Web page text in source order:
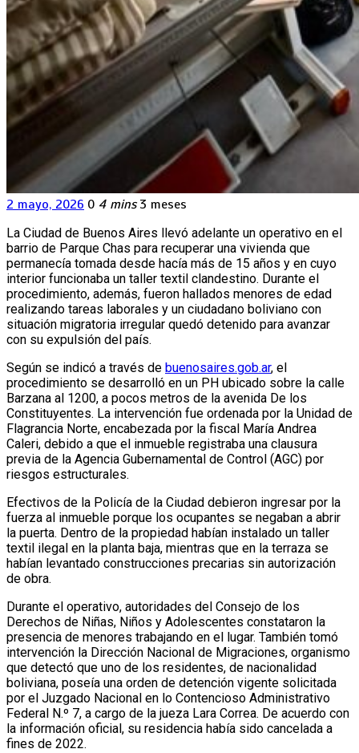
2 mayo, 2026 0 4 mins 3 meses
La Ciudad de Buenos Aires llevó adelante un operativo en el
barrio de Parque Chas para recuperar una vivienda que
permanecía tomada desde hacía más de 15 años y en cuyo
interior funcionaba un taller textil clandestino. Durante el
procedimiento, además, fueron hallados menores de edad
realizando tareas laborales y un ciudadano boliviano con
situación migratoria irregular quedó detenido para avanzar
con su expulsión del país.
Según se indicó a través de buenosaires.gob.ar, el
procedimiento se desarrolló en un PH ubicado sobre la calle
Barzana al 1200, a pocos metros de la avenida De los
Constituyentes. La intervención fue ordenada por la Unidad de
Flagrancia Norte, encabezada por la fiscal María Andrea
Caleri, debido a que el inmueble registraba una clausura
previa de la Agencia Gubernamental de Control (AGC) por
riesgos estructurales.
Efectivos de la Policía de la Ciudad debieron ingresar por la
fuerza al inmueble porque los ocupantes se negaban a abrir
la puerta. Dentro de la propiedad habían instalado un taller
textil ilegal en la planta baja, mientras que en la terraza se
habían levantado construcciones precarias sin autorización
de obra.
Durante el operativo, autoridades del Consejo de los
Derechos de Niñas, Niños y Adolescentes constataron la
presencia de menores trabajando en el lugar. También tomó
intervención la Dirección Nacional de Migraciones, organismo
que detectó que uno de los residentes, de nacionalidad
boliviana, poseía una orden de detención vigente solicitada
por el Juzgado Nacional en lo Contencioso Administrativo
Federal N.º 7, a cargo de la jueza Lara Correa. De acuerdo con
la información oficial, su residencia había sido cancelada a
fines de 2022.